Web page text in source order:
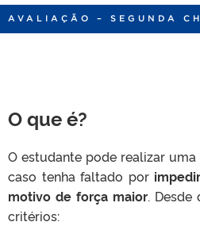
EDITAIS
INTERNACIONAL
TELEFONES
AVALIAÇÃO – SEGUNDA
O que é?
O estudante pode realizar
caso tenha faltado por
motivo de força maior. Desde
critérios: